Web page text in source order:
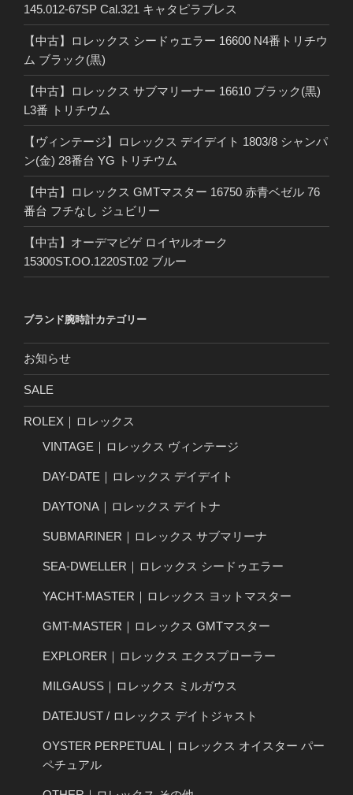
145.012-67SP Cal.321 キャタピラブレス
【中古】ロレックス シードゥエラー 16600 N4番トリチウ
ム ブラック(黒)
【中古】ロレックス サブマリーナー 16610 ブラック(黒)
L3番 トリチウム
【ヴィンテージ】ロレックス デイデイト 1803/8 シャンパ
ン(金) 28番台 YG トリチウム
【中古】ロレックス GMTマスター 16750 赤青ベゼル 76
番台 フチなし ジュビリー
【中古】オーデマピゲ ロイヤルオーク
15300ST.OO.1220ST.02 ブルー
ブランド腕時計カテゴリー
お知らせ
SALE
ROLEX｜ロレックス
VINTAGE｜ロレックス ヴィンテージ
DAY-DATE｜ロレックス デイデイト
DAYTONA｜ロレックス デイトナ
SUBMARINER｜ロレックス サブマリーナ
SEA-DWELLER｜ロレックス シードゥエラー
YACHT-MASTER｜ロレックス ヨットマスター
GMT-MASTER｜ロレックス GMTマスター
EXPLORER｜ロレックス エクスプローラー
MILGAUSS｜ロレックス ミルガウス
DATEJUST / ロレックス デイトジャスト
OYSTER PERPETUAL｜ロレックス オイスター パー
ペチュアル